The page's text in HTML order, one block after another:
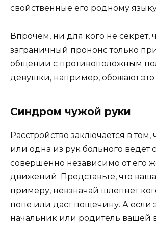
свойственные его родному
Впрочем, ни для кого не секрет,
заграничный прононс только
общении с противоположным
девушки, например, обожают это.
Синдром чужой руки
Расстройство заключается в том,
или одна из рук больного ведет
совершенно независимо от его
движений. Представьте, что
примеру, невзначай шлепнет
попе или даст пощечину. А если
начальник или родитель вашей